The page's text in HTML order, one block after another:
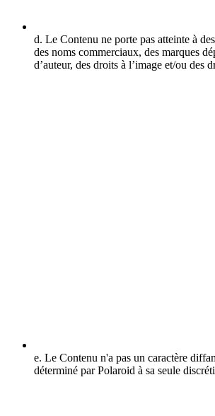
d. Le Contenu ne porte pas atteinte à
des noms commerciaux, des marques
d’auteur, des droits à l’image et/ou des
e. Le Contenu n'a pas un caractère
déterminé par Polaroid à sa seule